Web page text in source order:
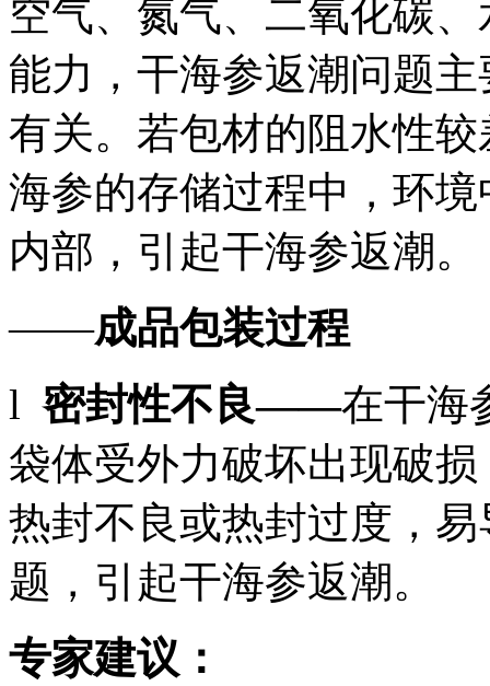
空气、氮气、二氧化碳
能力，干海参返潮问题
有关。若包材的阻水性
海参的存储过程中，环
内部，引起干海参返潮。
——成品包装过程
l密封性不良——在干海
袋体受外力破坏出现破
热封不良或热封过度，
题，引起干海参返潮。
专家建议：